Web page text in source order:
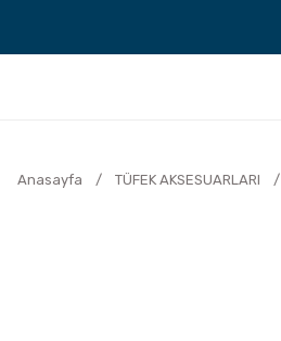
Anasayfa TÜFEK AKSESUARLARI